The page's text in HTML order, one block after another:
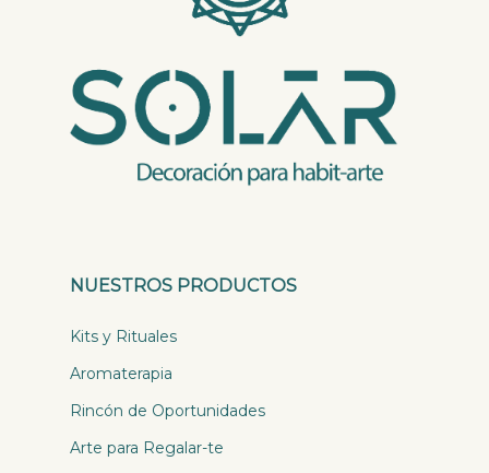
NUESTROS PRODUCTOS
Kits y Rituales
Aromaterapia
Rincón de Oportunidades
Arte para Regalar-te